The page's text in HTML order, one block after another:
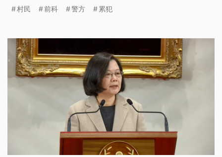
力圍捕一名剛出獄10天的男子，因為他家住隔壁村，
帶有刀械。 圍捕民眾說，「我們村莊年輕人大約20
名，警方也差不多2、30名
村民 前科 警方 累犯